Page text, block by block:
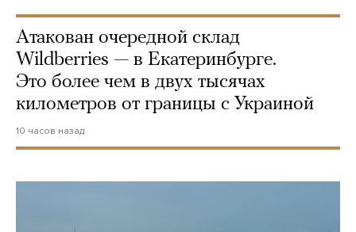
Атакован очередной склад
Wildberries — в Екатеринбурге.
Это более чем в двух тысячах
километров от границы с Украиной
10 часов назад